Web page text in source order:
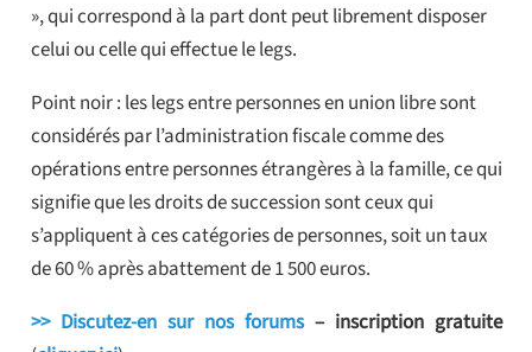
», qui correspond à la part dont peut librement disposer
celui ou celle qui effectue le legs.
Point noir : les legs entre personnes en union libre sont
considérés par l’administration fiscale comme des
opérations entre personnes étrangères à la famille, ce qui
signifie que les droits de succession sont ceux qui
s’appliquent à ces catégories de personnes, soit un taux
de 60 % après abattement de 1 500 euros.
>> Discutez-en sur nos forums – inscription gratuite